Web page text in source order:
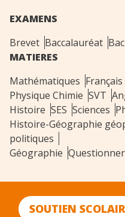
EXAMENS
Brevet Baccalauréat
MATIERES
Mathématiques Français
Physique Chimie SVT
Histoire SES Sciences
Histoire-Géographie
politiques
Géographie
SOUTIEN